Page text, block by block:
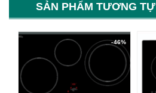
SẢN PHẨM TƯƠNG TỰ
-46%